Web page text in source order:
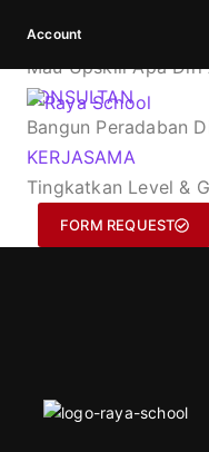
Account
KURSUS
Mau Upskill Apa Diri
KONSULTAN
Bangun Peradaban
KERJASAMA
Tingkatkan Level &
FORM REQUEST